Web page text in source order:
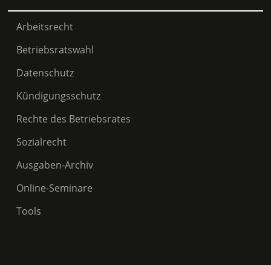
Arbeitsrecht
Betriebsratswahl
Datenschutz
Kündigungsschutz
Rechte des Betriebsrates
Sozialrecht
Ausgaben-Archiv
Online-Seminare
Tools